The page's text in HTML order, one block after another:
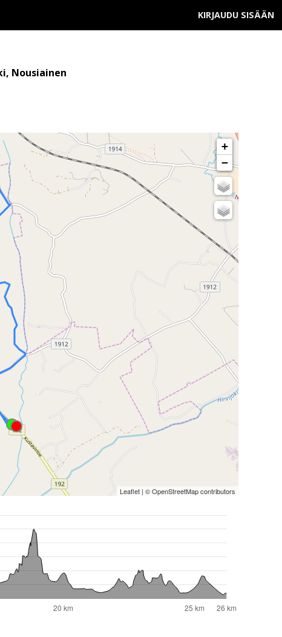
KIRJAUDU SISÄÄN
Nousiainen
+
−
Leaflet | ©OpenStreetMapcontributors